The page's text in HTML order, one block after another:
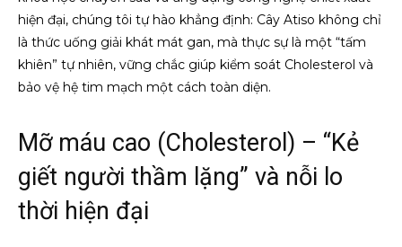
hiện đại, chúng tôi tự hào khẳng định: Cây Atiso không chỉ
là thức uống giải khát mát gan, mà thực sự là một “tấm
khiên” tự nhiên, vững chắc giúp kiểm soát Cholesterol và
bảo vệ hệ tim mạch một cách toàn diện.
Mỡ máu cao (Cholesterol) – “Kẻ
giết người thầm lặng” và nỗi lo
thời hiện đại